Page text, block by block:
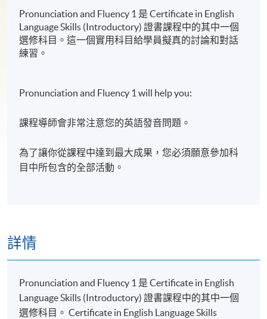
Pronunciation and Fluency 1 是 Certificate in English
Language Skills (Introductory) 證書課程中的其中一個
選修科目。這一個實用科目給學員擬真的討論和對話
練習。
Pronunciation and Fluency 1 will help you:
課程導師會非常注意您的英語發音問題。
為了讓你從課程中達到最大成果，您必須願意參加科
目中所包含的全部活動。
詳情
Pronunciation and Fluency 1 是 Certificate in English
Language Skills (Introductory) 證書課程中的其中一個
選修科目。 Certificate in English Language Skills